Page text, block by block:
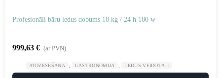
Profesionāli bāru ledus dobums 18 kg / 24 h 180 w
999,63 € (ar PVN)
ATDZESĒŠANA GASTRONOMIJA LEDUS VEIDOTĀJI